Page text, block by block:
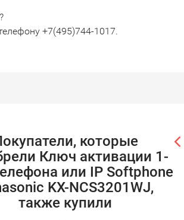
+7(495)744-1017.
которые
Ключ активации 1-
или IP Softphone
KX-NCS3201WJ,
также купили